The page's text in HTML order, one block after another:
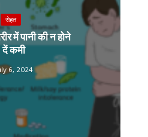
सेहत
में पानी की न होने
दें कमी
6, 2024